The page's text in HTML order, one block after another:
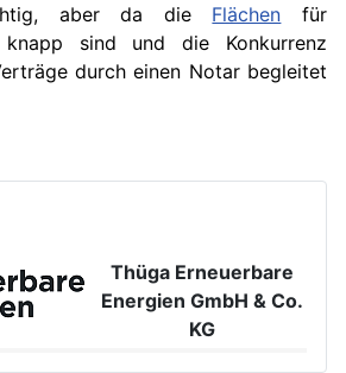
aber da die Flächen für
knapp sind und die Konkurrenz
durch einen Notar begleitet
Thüga Erneuerbare
Energien GmbH & Co.
KG